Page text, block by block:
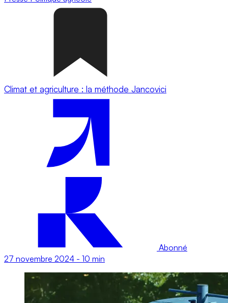
Climat et agriculture : la méthode Jancovici
Abonné
27 novembre 2024 - 10 min